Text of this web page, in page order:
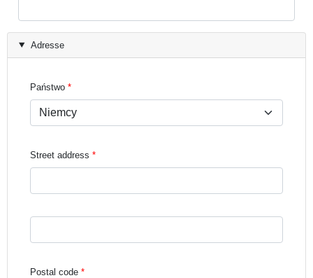
Adresse
Państwo
Street address
Street address line 3
Postal code